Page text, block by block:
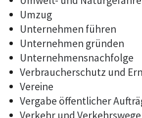
Umzug
Unternehmen führen
Unternehmen gründen
Unternehmensnachfolge
Verbraucherschutz und
Vereine
Vergabe öffentlicher
Verkehr und Verkehrswege